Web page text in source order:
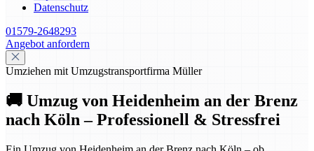
Datenschutz
01579-2648293
Angebot anfordern
Umziehen mit Umzugstransportfirma Müller
🚚 Umzug von Heidenheim an der Brenz
nach Köln – Professionell & Stressfrei